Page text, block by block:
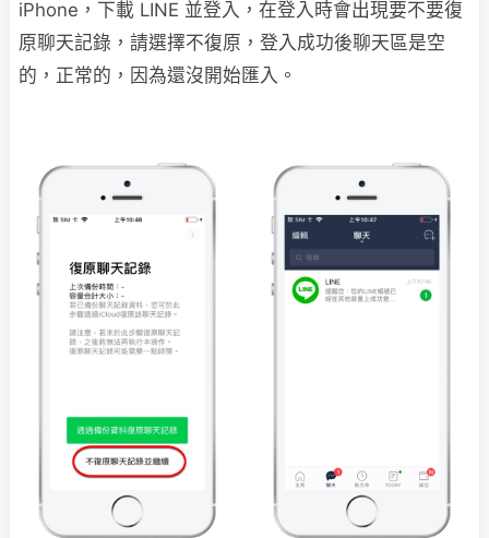
iPhone，下載 LINE 並登入，在登入時會出現要不要復
原聊天記錄，請選擇不復原，登入成功後聊天區是空
的，正常的，因為還沒開始匯入。